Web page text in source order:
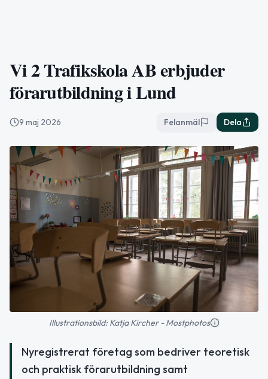
Vi 2 Trafikskola AB erbjuder
förarutbildning i Lund
9 maj 2026 Felanmäl Dela
Illustrationsbild: Katja Kircher - Mostphotos
Nyregistrerat företag som bedriver teoretisk
och praktisk förarutbildning samt